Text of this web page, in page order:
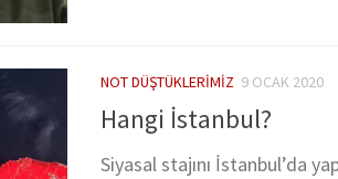
NOT DÜŞTÜKLERIMIZ 9 OCAK 2020
Hangi İstanbul?
Siyasal stajını İstanbul’da